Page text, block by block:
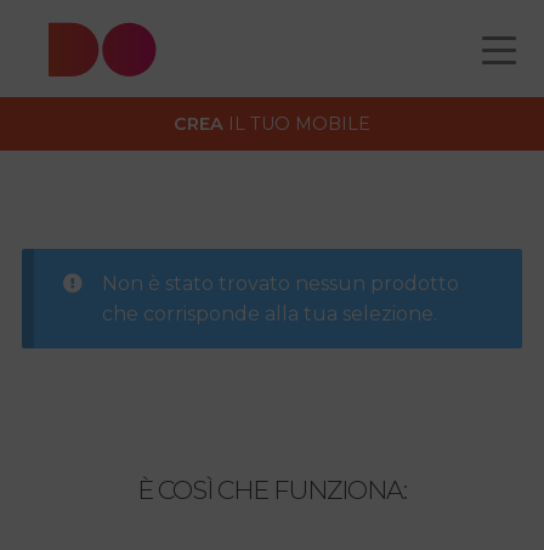
CATALOGO
COME
CONTATTI
CREA IL TUO MOBILE
Classi di spedizione prodotto
Non è stato trovato nessun prodotto
che corrisponde alla tua selezione.
È COSÌ CHE FUNZIONA: